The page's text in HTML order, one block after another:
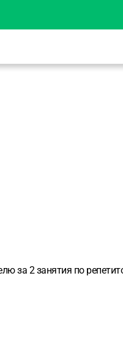
за 2 занятия по